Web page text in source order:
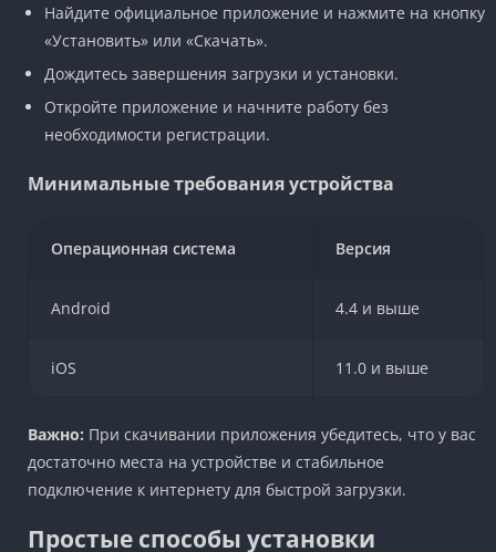
Найдите официальное приложение и нажмите на кнопку
«Установить» или «Скачать».
Дождитесь завершения загрузки и установки.
Откройте приложение и начните работу без
необходимости регистрации.
Минимальные требования устройства
Операционная система Версия
Android 4.4 и выше
iOS 11.0 и выше
Важно: При скачивании приложения убедитесь, что у вас
достаточно места на устройстве и стабильное
подключение к интернету для быстрой загрузки.
Простые способы установки